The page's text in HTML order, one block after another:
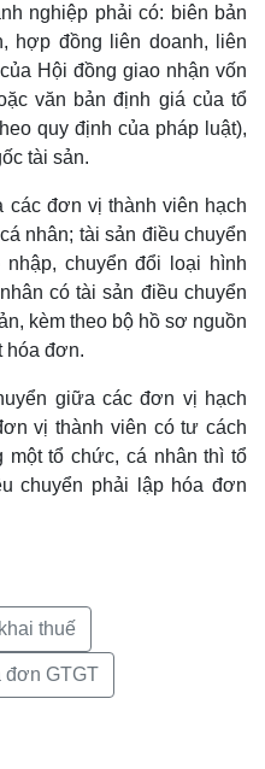
nghiệp phải có: biên bản
hợp đồng liên doanh, liên
Hội đồng giao nhận vốn
văn bản định giá của tổ
quy định của pháp luật),
tài sản.
các đơn vị thành viên hạch
nhân; tài sản điều chuyển
chuyển đổi loại hình
có tài sản điều chuyển
kèm theo bộ hồ sơ nguồn
hóa đơn.
giữa các đơn vị hạch
vị thành viên có tư cách
một tổ chức, cá nhân thì tổ
chuyển phải lập hóa đơn
thuế
đơn GTGT